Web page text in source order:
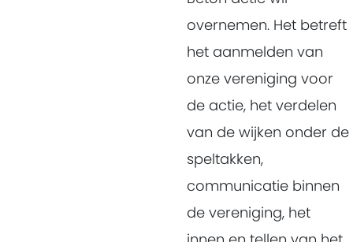
overnemen. Het betreft
het aanmelden van
onze vereniging voor
de actie, het verdelen
van de wijken onder de
speltakken,
communicatie binnen
de vereniging, het